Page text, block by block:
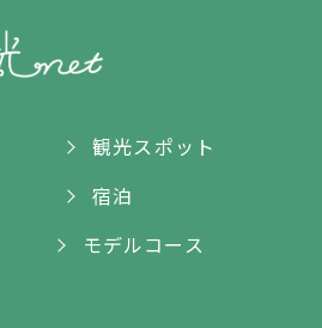
観光スポット
宿泊
モデルコース